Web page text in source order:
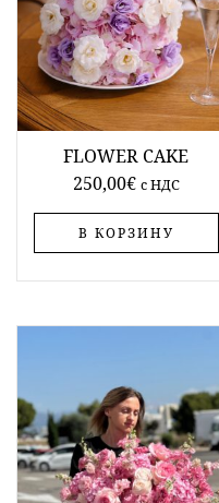
FLOWER CAKE
250,00€ c НДС
В КОРЗИНУ